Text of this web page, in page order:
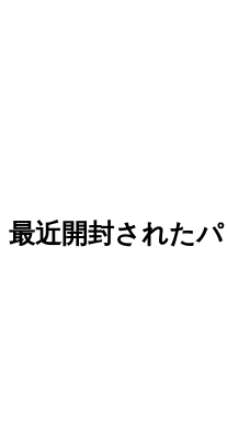
最近開封された